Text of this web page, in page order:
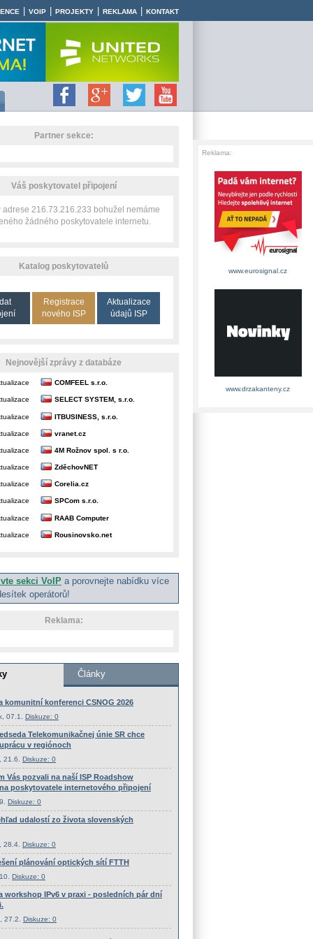
VOIP PROJEKTY REKLAMA KONTAKT
Partner sekce:
Váš poskytovatel připojení
adrese 216.73.216.233 bohužel nemáme
žádného poskytovatele internetu.
Katalog poskytovatelů
Registrace
nového ISP
Aktualizace
údajů ISP
Nejnovější zprávy z databáze
COMFEEL s.r.o.
SELECT SYSTEM, s.r.o.
ITBUSINESS, s.r.o.
vranet.cz
4M Rožnov spol. s r.o.
ZděchovNET
Corelia.cz
SPCom s.r.o.
RAAB Computer
Rousinovsko.net
sekci VoIP a porovnejte nabídku více
operátorů!
Reklama:
Reklama:
www.eurosignal.cz
www.drzakanteny.cz